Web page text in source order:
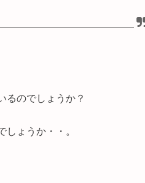
るのでしょうか？
ょうか・・。